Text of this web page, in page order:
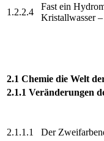
1.2.2.4
Fast ein
Kristallwasser
2.1 Chemie die Welt
2.1.1 Veränderungen
2.1.1.1 Der